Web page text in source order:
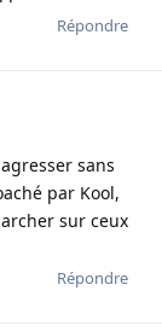
Répondre
sans
par Kool,
sur ceux
Répondre